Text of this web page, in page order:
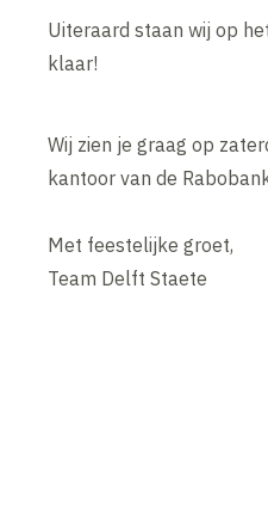
Uiteraard staan wij op
klaar!
Wij zien je graag op
kantoor van de
Met feestelijke groet,
Team Delft Staete